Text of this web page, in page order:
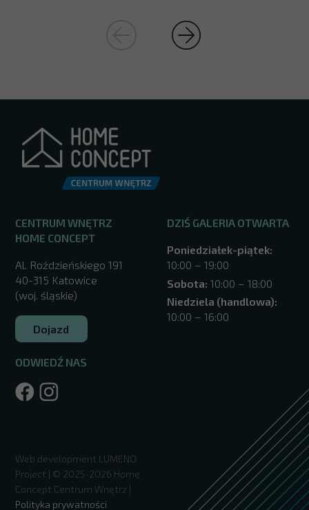
CENTRUM WNĘTRZ
HOME CONCEPT
Al. Roździeńskiego 191
40-315 Katowice
(woj. śląskie)
Dojazd
ODWIEDŹ NAS
DZIŚ GALERIA OTWARTA
Poniedziałek-piątek:
10:00 – 19:00
Sobota: 10:00 – 18:00
Niedziela (handlowa):
10:00 – 16:00
Web development LUMENO
Project | © 2025-2026 Home
Concept Centrum Wnętrz |
Polityka prywatności